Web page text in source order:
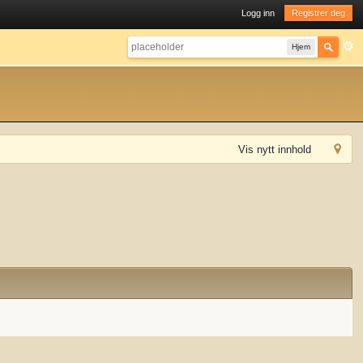
Logg inn Registrer deg
Hjem
Vis nytt innhold